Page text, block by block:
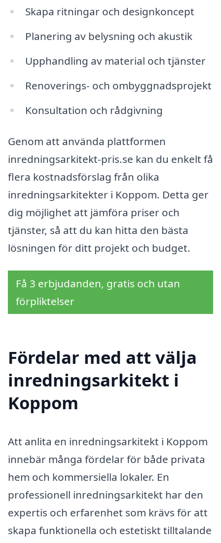
Skapa ritningar och designkoncept
Planering av belysning och akustik
Upphandling av material och tjänster
Renoverings- och ombyggnadsprojekt
Konsultation och rådgivning
Genom att använda plattformen
inredningsarkitekt-pris.se kan du enkelt få
flera kostnadsförslag från olika
inredningsarkitekter i Koppom. Detta ger
dig möjlighet att jämföra priser och
tjänster, så att du kan hitta den bästa
lösningen för ditt projekt och budget.
Få 3 erbjudanden, gratis och utan
förpliktelser
Fördelar med att välja
inredningsarkitekt i
Koppom
Att anlita en inredningsarkitekt i Koppom
innebär många fördelar för både privata
hem och kommersiella lokaler. En
professionell inredningsarkitekt har den
expertis och erfarenhet som krävs för att
skapa funktionella och estetiskt tilltalande